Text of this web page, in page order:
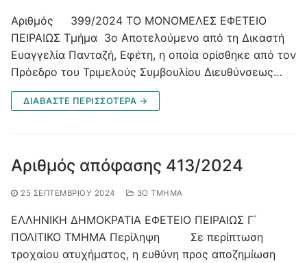
Αριθμός 399/2024 ΤΟ ΜΟΝΟΜΕΛΕΣ ΕΦΕΤΕΙΟ
ΠΕΙΡΑΙΩΣ Τμήμα 3ο Αποτελούμενο από τη Δικαστή
Ευαγγελία Πανταζή, Εφέτη, η οποία ορίσθηκε από τον
Πρόεδρο του Τριμελούς Συμβουλίου Διευθύνσεως…
ΔΙΑΒΑΣΤΕ ΠΕΡΙΣΣΟΤΕΡΑ →
Αριθμός απόφασης 413/2024
25 ΣΕΠΤΕΜΒΡΊΟΥ 2024 3Ο ΤΜΉΜΑ
ΕΛΛΗΝΙΚΗ ΔΗΜΟΚΡΑΤΙΑ ΕΦΕΤΕΙΟ ΠΕΙΡΑΙΩΣ Γ΄
ΠΟΛΙΤΙΚΟ ΤΜΗΜΑ Περίληψη Σε περίπτωση
τροχαίου ατυχήματος, η ευθύνη προς αποζημίωση